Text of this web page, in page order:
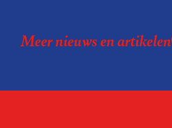
Meer nieuws en artikelen